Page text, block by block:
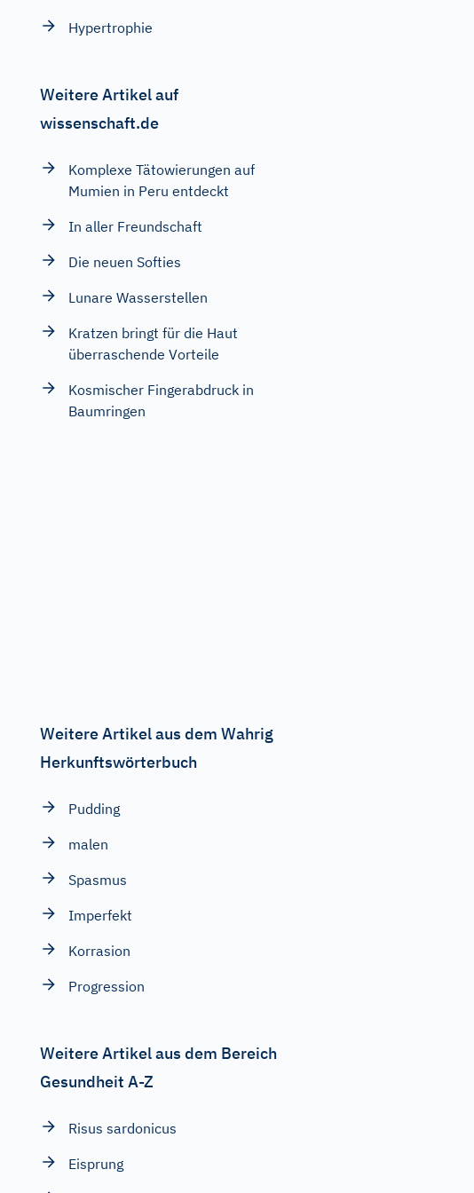
Hypertrophie
Weitere Artikel auf
wissenschaft.de
Komplexe Tätowierungen auf
Mumien in Peru entdeckt
In aller Freundschaft
Die neuen Softies
Lunare Wasserstellen
Kratzen bringt für die Haut
überraschende Vorteile
Kosmischer Fingerabdruck in
Baumringen
Weitere Artikel aus dem Wahrig
Herkunftswörterbuch
Pudding
malen
Spasmus
Imperfekt
Korrasion
Progression
Weitere Artikel aus dem Bereich
Gesundheit A-Z
Risus sardonicus
Eisprung